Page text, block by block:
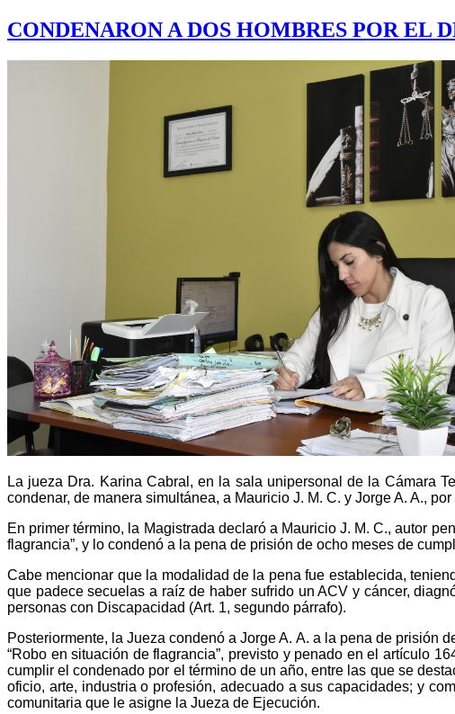
CONDENARON A DOS HOMBRES POR EL
La jueza Dra. Karina Cabral, en la sala unipersonal de la Cámara
condenar, de manera simultánea, a Mauricio J. M. C. y Jorge A. A.,
En primer término, la Magistrada declaró a Mauricio J. M. C., autor
flagrancia”, y lo condenó a la pena de prisión de ocho meses de
Cabe mencionar que la modalidad de la pena fue establecida,
que padece secuelas a raíz de haber sufrido un ACV y cáncer,
personas con Discapacidad (Art. 1, segundo párrafo).
Posteriormente, la Jueza condenó a Jorge A. A. a la pena de
“Robo en situación de flagrancia”, previsto y penado en el artículo
cumplir el condenado por el término de un año, entre las que se
oficio, arte, industria o profesión, adecuado a sus capacidades; y
comunitaria que le asigne la Jueza de Ejecución.